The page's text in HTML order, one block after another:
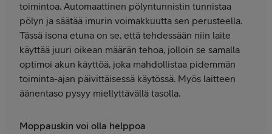
toimintoa. Automaattinen pölyntunnistin tunnistaa
pölyn ja säätää imurin voimakkuutta sen perusteella.
Tässä isona etuna on se, että tehdessään niin laite
käyttää juuri oikean määrän tehoa, jolloin se samalla
optimoi akun käyttöä, joka mahdollistaa pidemmän
toiminta-ajan päivittäisessä käytössä. Myös laitteen
äänentaso pysyy miellyttävällä tasolla.
Moppauskin voi olla helppoa